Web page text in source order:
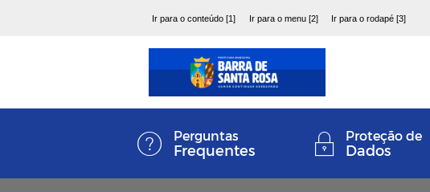
Ir para o conteúdo [1] Ir para o menu [2] Ir para o rodapé [3]
Perguntas
Frequentes
Proteção de
Dados